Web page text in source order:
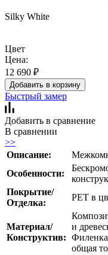
Silky White
Цвет
Цена:
12 690 ₽
Добавить в корзину
Быстрый замер
Добавить в сравнение
В сравнении
>>
Описание:
Особенности:
Покрытие/
Отделка:
PET в
Материал/
Конструктив:
и
Филенка
общая